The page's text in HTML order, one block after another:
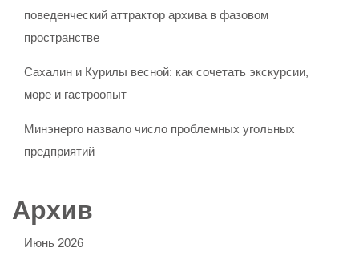
поведенческий аттрактор архива в фазовом
пространстве
Сахалин и Курилы весной: как сочетать экскурсии,
море и гастроопыт
Минэнерго назвало число проблемных угольных
предприятий
Архив
Июнь 2026